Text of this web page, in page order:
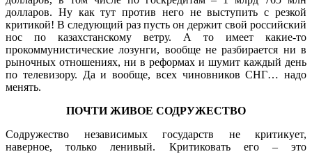
долларов. Ну как тут против него не выступить с резкой
критикой! В следующий раз пусть он держит свой российский
нос по казахстанскому ветру. А то имеет какие-то
прокоммунистические лозунги, вообще не разбирается ни в
рыночных отношениях, ни в реформах и шумит каждый день
по телевизору. Да и вообще, всех чиновников СНГ… надо
менять.
ПОЧТИ ЖИВОЕ СОДРУЖЕСТВО
Содружество независимых государств не критикует,
наверное, только ленивый. Критиковать его – это